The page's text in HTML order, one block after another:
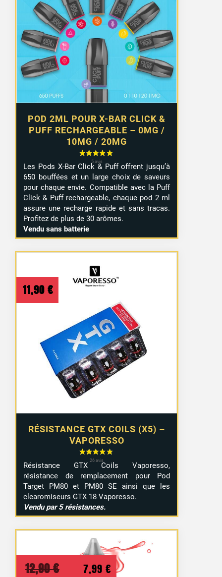
POD 2ML POUR X-BAR CLICK &
PUFF RECHARGEABLE – 0MG /
10MG / 20MG
Les Pods X-Bar Click & Puff offrent jusqu’à
650 bouffées et un large choix de saveurs
pour chaque envie. Compatible avec la Puff
Click & Puff rechargeable, chaque pod 2 ml
assure une recharge rapide et sans tracas.
Profitez de plus de 30 arômes.
Vendu sans batterie
RÉSISTANCE GTX COILS (X5) –
VAPORESSO
11,90 €
Résistance GTX Coils Vaporesso,
résistance de remplacement pour Pod
Target PM80 et PM80 SE ainsi que les
clearomiseurs GTX 18 Vaporesso.
Vendu par 5 résistances.
12,90€
Le
7,99 € Le